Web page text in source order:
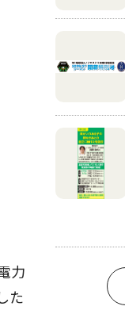
力
た